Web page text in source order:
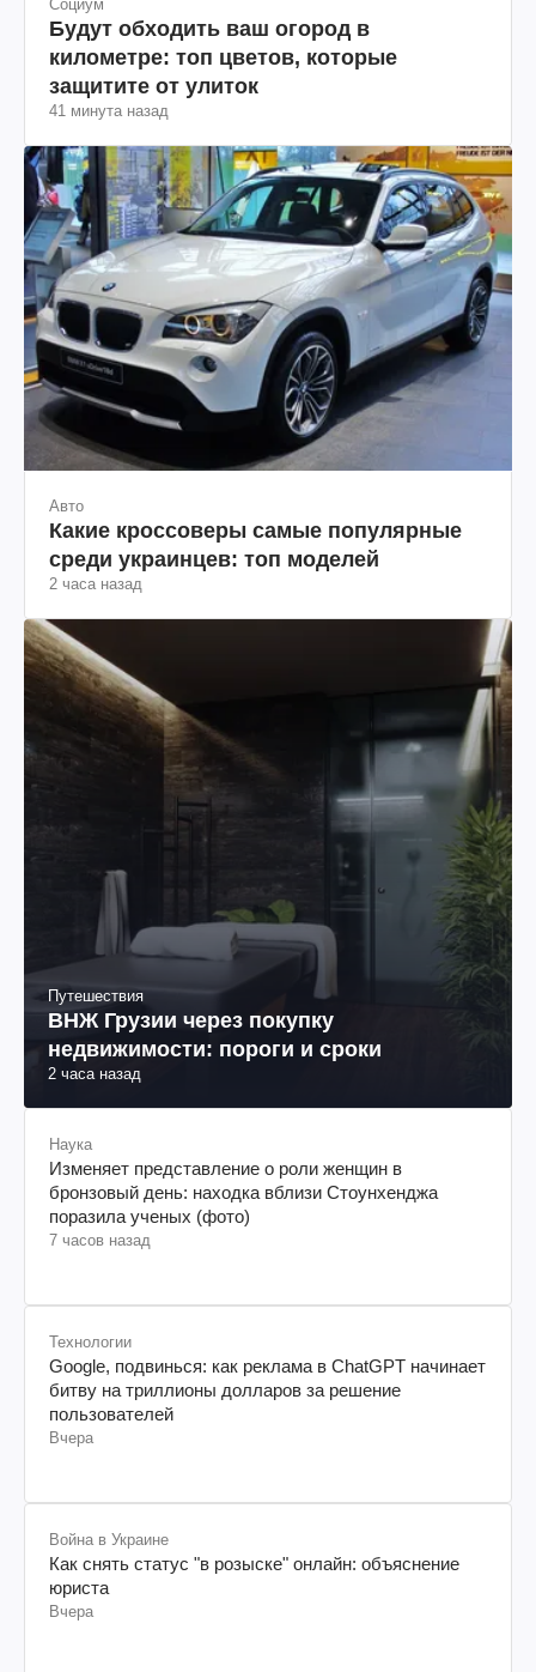
Социум
Будут обходить ваш огород в
километре: топ цветов, которые
защитите от улиток
41 минута назад
Авто
Какие кроссоверы самые популярные
среди украинцев: топ моделей
2 часа назад
Путешествия
ВНЖ Грузии через покупку
недвижимости: пороги и сроки
2 часа назад
Наука
Изменяет представление о роли женщин в
бронзовый день: находка вблизи Стоунхенджа
поразила ученых (фото)
7 часов назад
Технологии
Google, подвинься: как реклама в ChatGPT начинает
битву на триллионы долларов за решение
пользователей
Вчера
Война в Украине
Как снять статус "в розыске" онлайн: объяснение
юриста
Вчера